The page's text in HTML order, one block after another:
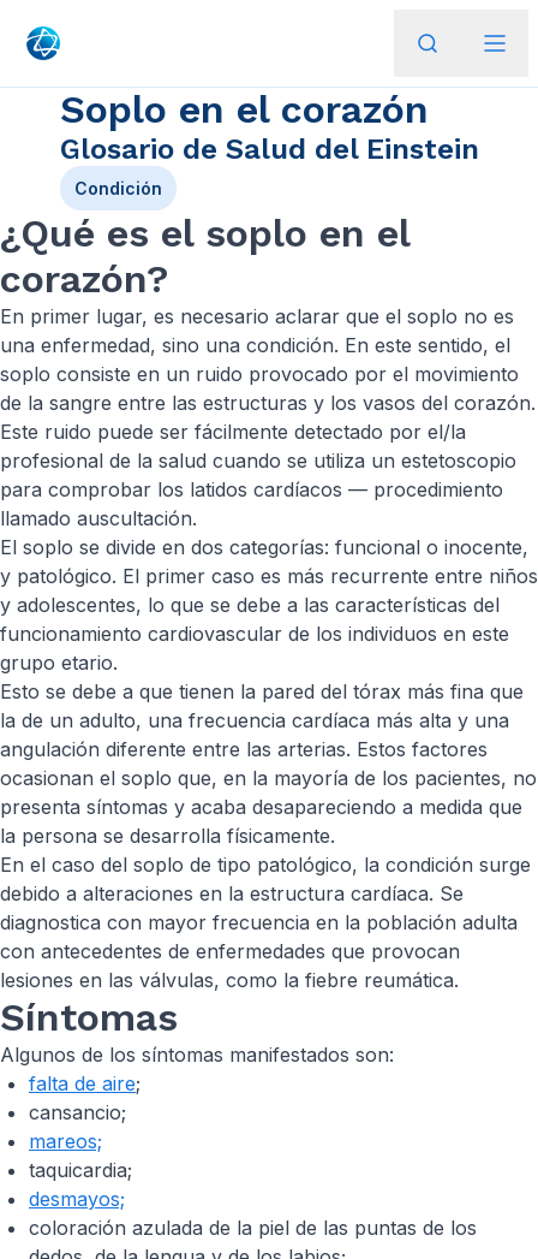
Soplo en el corazón
Glosario de Salud del Einstein
Condición
¿Qué es el soplo en el
corazón?
En primer lugar, es necesario aclarar que el soplo no es
una enfermedad, sino una condición. En este sentido, el
soplo consiste en un ruido provocado por el movimiento
de la sangre entre las estructuras y los vasos del corazón.
Este ruido puede ser fácilmente detectado por el/la
profesional de la salud cuando se utiliza un estetoscopio
para comprobar los latidos cardíacos — procedimiento
llamado auscultación.
El soplo se divide en dos categorías: funcional o inocente,
y patológico. El primer caso es más recurrente entre niños
y adolescentes, lo que se debe a las características del
funcionamiento cardiovascular de los individuos en este
grupo etario.
Esto se debe a que tienen la pared del tórax más fina que
la de un adulto, una frecuencia cardíaca más alta y una
angulación diferente entre las arterias. Estos factores
ocasionan el soplo que, en la mayoría de los pacientes, no
presenta síntomas y acaba desapareciendo a medida que
la persona se desarrolla físicamente.
En el caso del soplo de tipo patológico, la condición surge
debido a alteraciones en la estructura cardíaca. Se
diagnostica con mayor frecuencia en la población adulta
con antecedentes de enfermedades que provocan
lesiones en las válvulas, como la fiebre reumática.
Síntomas
Algunos de los síntomas manifestados son:
falta de aire;
cansancio;
mareos;
taquicardia;
desmayos;
coloración azulada de la piel de las puntas de los